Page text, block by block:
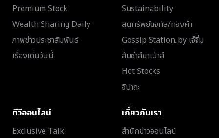
Premium Stock
Wealth Sharing Daily
ภาพข่าวประชาสัมพันธ์
เรื่องเด่นวันนี้
Sustainability
สินทรัพย์ดิจิทัล/ทองคำ
Gossip Station..by เจ๊จิ๋ม
ส้มซ่าส์ขาเม้าส์
Hot Stocks
จิปาถะ
ทีวีออนไลน์
Exclusive Talk
เกี่ยวกับเรา
สำนักข่าวออนไลน์